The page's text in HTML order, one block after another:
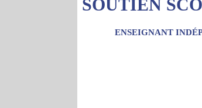
SOUTIEN
ENSEIGNANT